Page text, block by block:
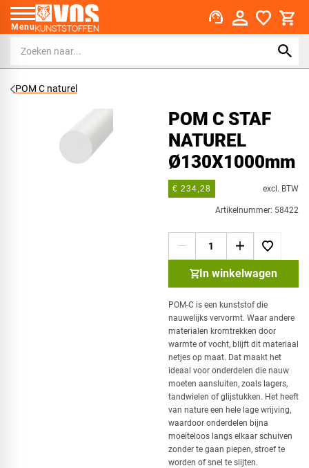
Menu support_agent
POM C naturel
POM C STAF
NATUREL
Ø130X1000mm
€ 234,28 excl. BTW
Artikelnummer: 58422
In winkelwagen
POM-C is een kunststof die
nauwelijks vervormt. Waar andere
materialen kromtrekken door
warmte of vocht, blijft dit materiaal
netjes op maat. Dat maakt het
ideaal voor onderdelen die nauw
moeten aansluiten, zoals lagers,
tandwielen of glijstukken. Het heeft
van nature een hele lage wrijving,
waardoor onderdelen bijna
moeiteloos langs elkaar schuiven
zonder te gaan piepen, stroef te
worden of snel te slijten.